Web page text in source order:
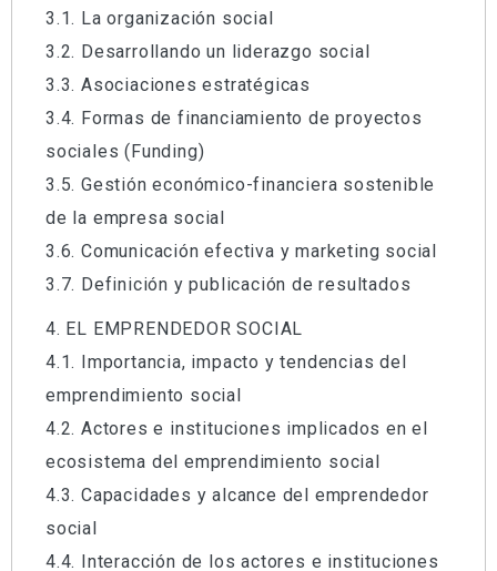
3.1. La organización social
3.2. Desarrollando un liderazgo social
3.3. Asociaciones estratégicas
3.4. Formas de financiamiento de proyectos
sociales (Funding)
3.5. Gestión económico-financiera sostenible
de la empresa social
3.6. Comunicación efectiva y marketing social
3.7. Definición y publicación de resultados
4. EL EMPRENDEDOR SOCIAL
4.1. Importancia, impacto y tendencias del
emprendimiento social
4.2. Actores e instituciones implicados en el
ecosistema del emprendimiento social
4.3. Capacidades y alcance del emprendedor
social
4.4. Interacción de los actores e instituciones